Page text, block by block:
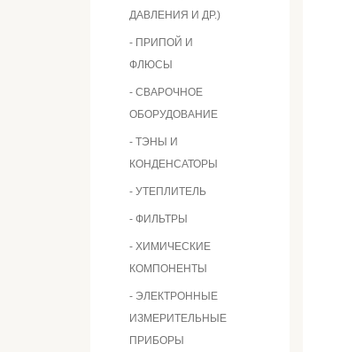
ДАВЛЕНИЯ И ДР.)
- ПРИПОЙ И
ФЛЮСЫ
- СВАРОЧНОЕ
ОБОРУДОВАНИЕ
- ТЭНЫ И
КОНДЕНСАТОРЫ
- УТЕПЛИТЕЛЬ
- ФИЛЬТРЫ
- ХИМИЧЕСКИЕ
КОМПОНЕНТЫ
- ЭЛЕКТРОННЫЕ
ИЗМЕРИТЕЛЬНЫЕ
ПРИБОРЫ